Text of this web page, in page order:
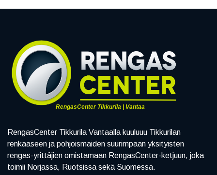
RengasCenter Tikkurila | Vantaa
RengasCenter Tikkurila Vantaalla kuuluuu Tikkurilan
renkaaseen ja pohjoismaiden suurimpaan yksityisten
rengas-yrittäjien omistamaan RengasCenter-ketjuun, joka
toimii Norjassa, Ruotsissa sekä Suomessa.